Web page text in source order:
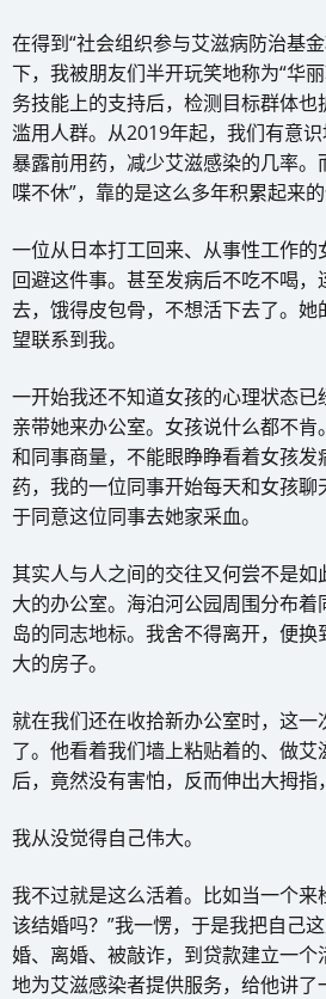
在得到“社会组织参与艾滋病防治基
下，我被朋友们半开玩笑地称为“华
务技能上的支持后，检测目标群体
滥用人群。从2019年起，我们有意
暴露前用药，减少艾滋感染的几率。
喋不休”，靠的是这么多年积累起来的
一位从日本打工回来、从事性工作的
回避这件事。甚至发病后不吃不喝
去，饿得皮包骨，不想活下去了。
望联系到我。
一开始我还不知道女孩的心理状态
亲带她来办公室。女孩说什么都不
和同事商量，不能眼睁睁看着女孩发
药，我的一位同事开始每天和女孩
于同意这位同事去她家采血。
其实人与人之间的交往又何尝不是
大的办公室。海泊河公园周围分布
岛的同志地标。我舍不得离开，便
大的房子。
就在我们还在收拾新办公室时，这一
了。他看着我们墙上粘贴着的、做艾
后，竟然没有害怕，反而伸出大拇指
我从没觉得自己伟大。
我不过就是这么活着。比如当一个来
该结婚吗？”我一愣，于是我把自己
婚、离婚、被敲诈，到贷款建立一
地为艾滋感染者提供服务，给他讲